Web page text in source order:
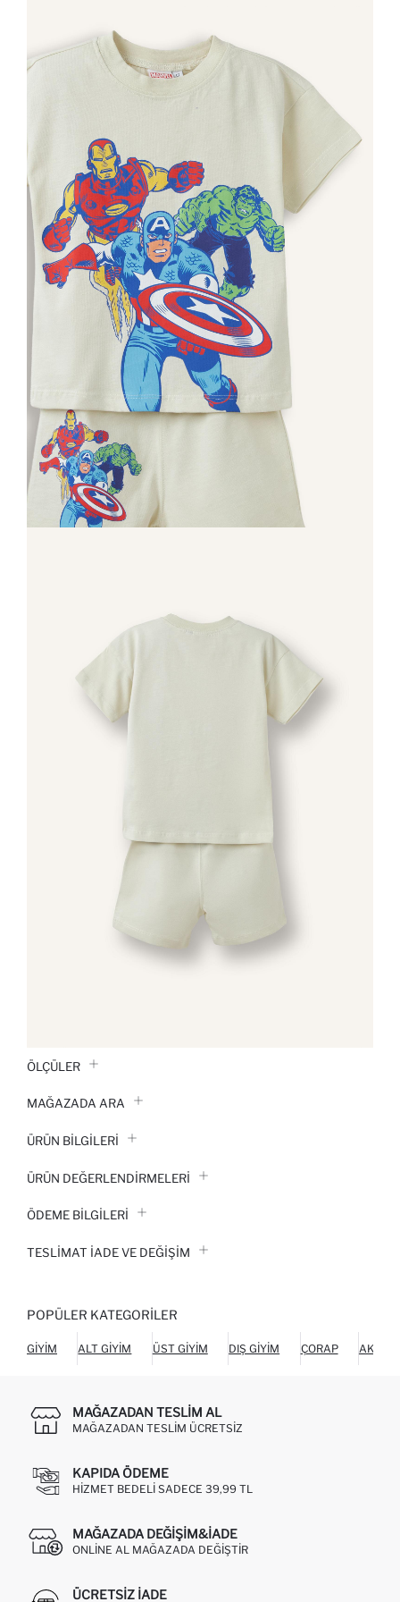
ÖLÇÜLER
MAĞAZADA ARA
ÜRÜN BILGILERI
ÜRÜN DEĞERLENDİRMELERİ
ÖDEME BİLGİLERİ
TESLIMAT İADE VE DEĞIŞIM
POPÜLER KATEGORILER
GIYIM ALT GIYIM ÜST GIYIM DIŞ GIYIM ÇORAP
MAĞAZADAN TESLIM AL
MAĞAZADAN TESLIM ÜCRETSIZ
KAPIDA ÖDEME
HIZMET BEDELI SADECE 39,99 TL
MAĞAZADA DEĞIŞIM&İADE
ONLINE AL MAĞAZADA DEĞIŞTIR
ÜCRETSIZ IADE